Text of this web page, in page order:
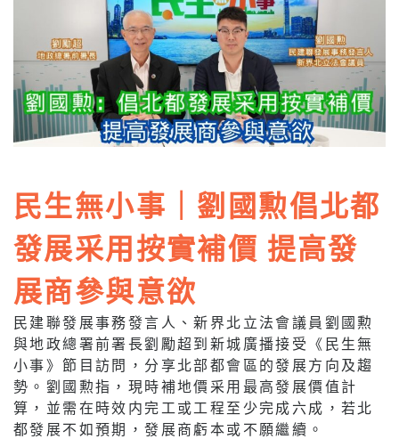
民生無小事｜劉國勲倡北都
發展采用按實補價 提高發
展商參與意欲
民建聯發展事務發言人、新界北立法會議員劉國勲
與地政總署前署長劉勵超到新城廣播接受《民生無
小事》節目訪問，分享北部都會區的發展方向及趨
勢。劉國勲指，現時補地價采用最高發展價值計
算，並需在時效内完工或工程至少完成六成，若北
都發展不如預期，發展商虧本或不願繼續。